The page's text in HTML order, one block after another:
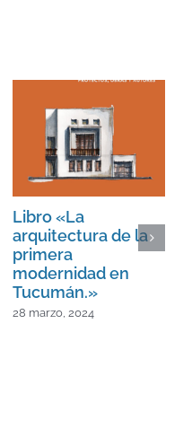
Libro «La
arquitectura de la
primera
modernidad en
Tucumán.»
28 marzo, 2024